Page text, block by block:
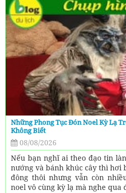
Những Phong Tục Đón Noel Kỳ Lạ
Không Biết
08/08/2026
Nếu bạn nghĩ ai theo đạo tin
nướng và bánh khúc cây thì hơi
đông thôi nhưng vẫn còn
noel vô cùng kỳ lạ mà nghe qua